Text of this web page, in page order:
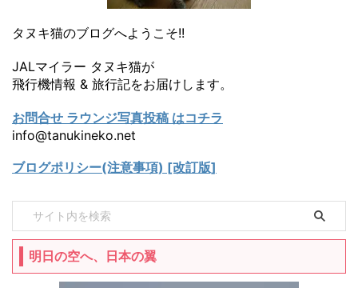
タヌキ猫のブログへようこそ!!
JALマイラー タヌキ猫が
飛行機情報 & 旅行記をお届けします。
お問合せ ラウンジ写真投稿 はコチラ
info@tanukineko.net
ブログポリシー(注意事項) [改訂版]
明日の空へ、日本の翼